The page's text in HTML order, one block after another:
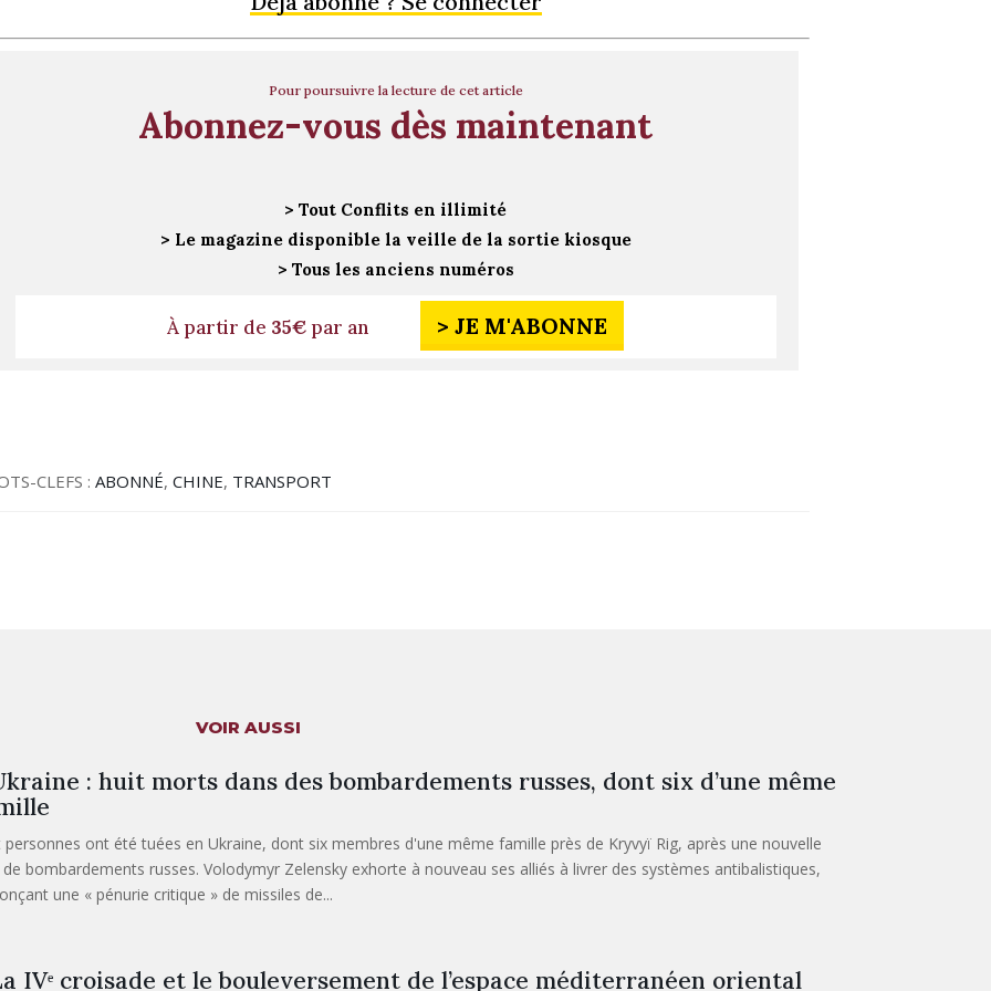
Pour poursuivre la lecture de cet article
Abonnez-vous dès maintenant
> Tout Conflits en illimité
> Le magazine disponible la veille de la sortie kiosque
> Tous les anciens numéros
À partir de 35€par an > JE M'ABONNE
CLEFS :ABONNÉ,CHINE, TRANSPORT
VOIR AUSSI
: huit morts dans des bombardements russes, dont six d’une même
personnes ont été tuées en Ukraine, dont six membres d'une même famille près de Kryvyï Rig, après une nouvelle
bombardements russes. Volodymyr Zelensky exhorte à nouveau ses alliés à livrer des systèmes antibalistiques,
une « pénurie critique » de missiles de...
IVᵉ croisade et le bouleversement de l’espace méditerranéen oriental